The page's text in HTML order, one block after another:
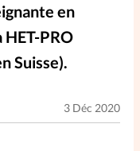
en
PRO
Suisse).
3 Déc 2020